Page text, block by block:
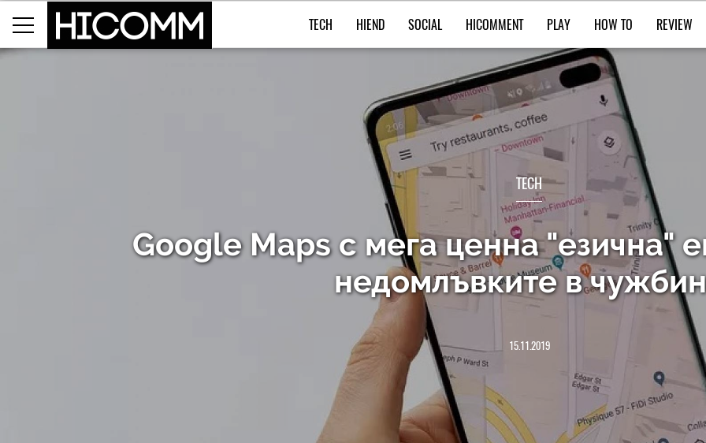
TECH HIEND SOCIAL HICOMMENT PLAY HOW TO REVIEW
TECH
Google Maps с мега ценна "езична"
недомлъвките в
15.11.2019